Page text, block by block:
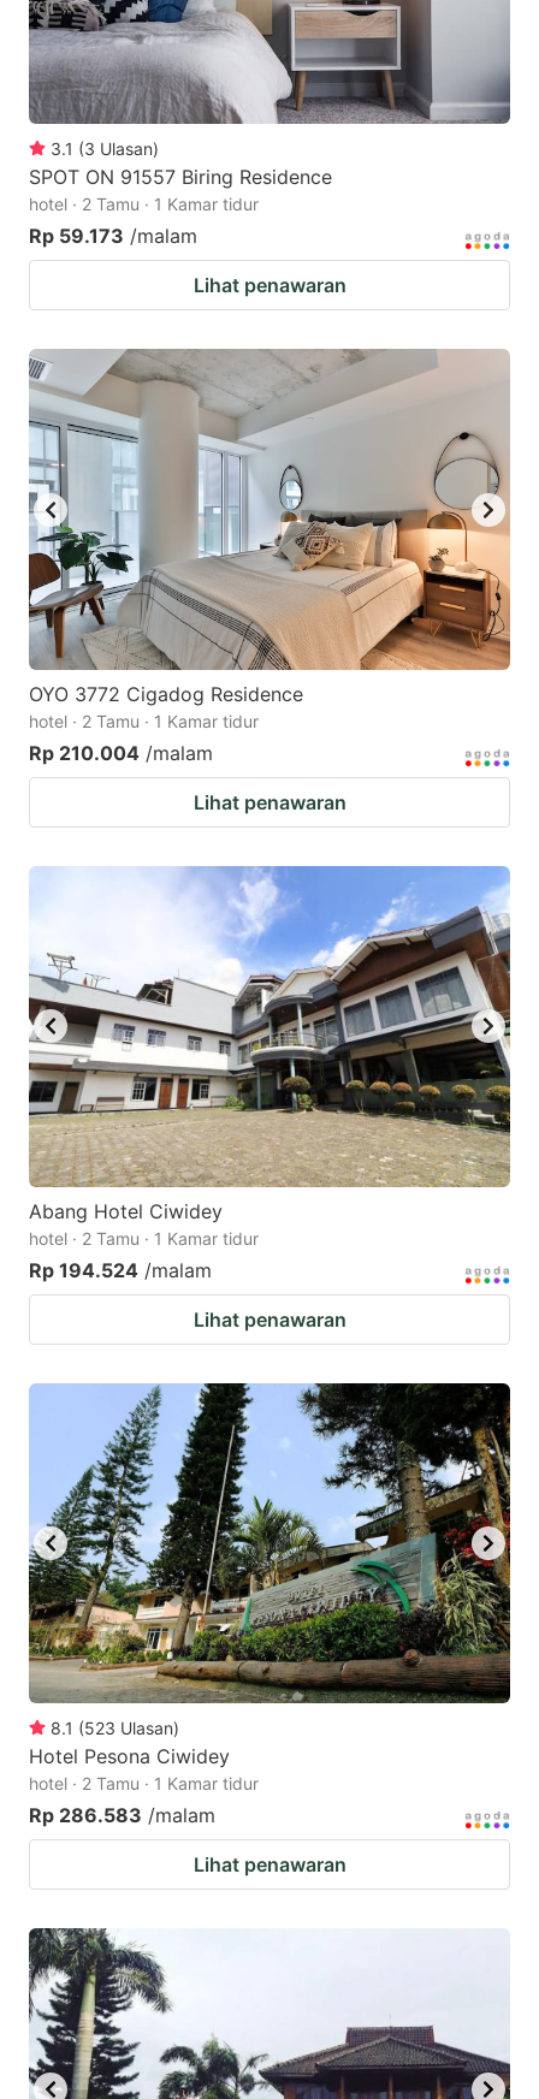
3.1 (3 Ulasan)
SPOT ON 91557 Biring Residence
hotel · 2 Tamu · 1 Kamar tidur
Rp 59.173 /malam
Lihat penawaran
OYO 3772 Cigadog Residence
hotel · 2 Tamu · 1 Kamar tidur
Rp 210.004 /malam
Lihat penawaran
Abang Hotel Ciwidey
hotel · 2 Tamu · 1 Kamar tidur
Rp 194.524 /malam
Lihat penawaran
8.1 (523 Ulasan)
Hotel Pesona Ciwidey
hotel · 2 Tamu · 1 Kamar tidur
Rp 286.583 /malam
Lihat penawaran